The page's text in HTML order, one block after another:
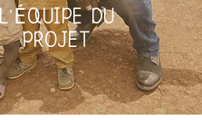
L'ÉQUIPE DU
PROJET